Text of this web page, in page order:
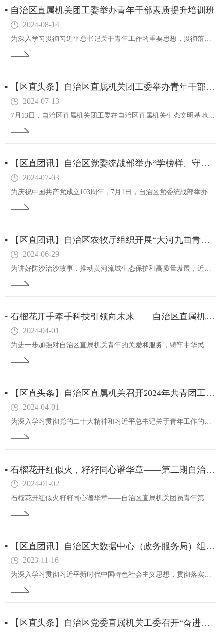
▪ 自治区直属机关团工委举办青年干部素质提升培训班
2024-08-14
为深入学习贯彻习近平总书记关于青年工作的重要思想，贯彻落实习近平总书记对内蒙古的重要指示精神，切实提升自治区直属机关各单位团青干部的综合素质和履职能力，7月21日至27日，自治区直属机关团工委在西北政法大学举办自治区直属机关青年干部素质提升…
▪ 【区直头条】自治区直属机关团工委举办青年干部综合素质提升训练营
2024-07-13
7月13日，自治区直属机关团工委在自治区直属机关生态文明基地（中国农业科学院草原研究所农牧交错试验示范基地）举办了青年干部综合素质提升训练营，自治区直属机关100余名青年干部参加，自治区直属机关青年工作指导员张伟现场指导。青年干部们参观了基…
▪ 【区直团讯】自治区党委统战部举办“学榜样、守初心、强思想、担使命”庆“七一”青年干部座谈会
2024-07-03
为庆祝中国共产党成立103周年，7月1日，自治区党委统战部举办“学榜样、守初心、强思想、担使命”庆“七一”青年干部座谈会，部机关2024年度“两优一先”荣誉获得者代表、各党支部书记和青年干部代表38人参加交流座谈。会上，全体党员重温了入党誓…
▪ 【区直团讯】自治区农牧厅组织开展“大河九曲青春添彩”活动
2024-06-29
为讲好防沙治沙故事，推动黄河流域生态保护和高质量发展，近日，自治区农牧厅组织开展“黄河流域生态保护和高质量发展——大河九曲青春添彩”活动，组织团员青年观看电影《大漠雄心》。该片讲述了“七一勋章”获得者、全国治沙英雄石光银同志的感人事迹，他扎…
▪ 石榴花开手牵手科技引领向未来——自治区直属机关青年亲子交流活动在内蒙古科技馆成功举办
2024-04-01
为进一步加强对自治区直属机关青年的关爱和服务，铸牢中华民族共同体意识，充分发挥内蒙古科技馆作为自治区直属机关“青·聚爱”活动基地的优势作用，促进各民族青年深入交往交流交融，3月23日，自治区直属机关团工委在内蒙古科技馆举办了“石榴花开手牵手…
▪ 【区直头条】自治区直属机关召开2024年共青团工作会议
2024-04-01
为深入学习贯彻党的二十大精神和习近平总书记关于青年工作的重要思想，全面总结2023年自治区直属机关共青团工作，部署2024年各项工作任务，3月13日，自治区直属机关召开2024年共青团工作会议。自治区党委直属机关工委副书记李鹏程同志出席并讲…
▪ 石榴花开红似火，籽籽同心谱华章——第二期自治区直属机关团员青年同心营成功举办
2024-01-02
石榴花开红似火籽籽同心谱华章——自治区直属机关团员青年第二期同心营走进自然博物馆12月22日，由自治区直属机关团工委举办的第二期直属机关团员青年同心营在内蒙古自然博物馆成功举办。本次同心营以“中华民族一家亲同心共筑中国梦”为主题，来自自治区…
▪ 【区直团讯】自治区大数据中心（政务服务局）组织举办团员青年爱国主义教育暨工作能力提升培训班
2023-11-16
为深入学习贯彻习近平新时代中国特色社会主义思想，贯彻落实党的二十大精神，巩固提升第一批主题教育成果，进一步铸牢中华民族共同体意识，加强青年爱国主义教育和廉政教育，10月30日，自治区大数据中心（政务服务局）组织举办团员青年爱国主义教育暨工作…
▪ 【区直头条】自治区党委直属机关工委召开“奋进新时代、展现新风采，争做实干担当的工委人”青年干部座谈会